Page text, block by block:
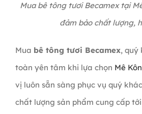
Mua bê tông tươi Becamex tại
đảm bảo chất lượng,
Mua bê tông tươi Becamex, quý
toàn yên tâm khi lựa chọn Mê
vị luôn sẵn sàng phục vụ quý
chất lượng sản phẩm cung cấp